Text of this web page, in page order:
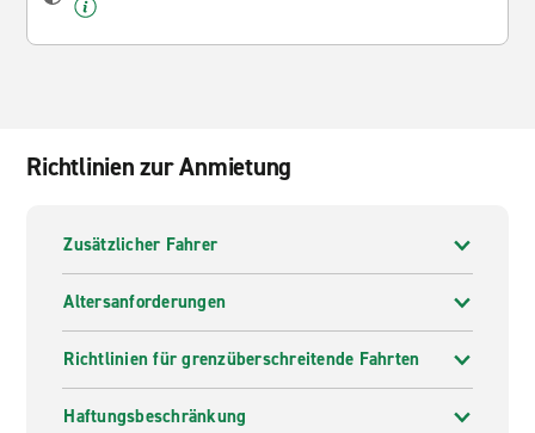
Richtlinien zur Anmietung
Zusätzlicher Fahrer
Altersanforderungen
Richtlinien für grenzüberschreitende Fahrten
Haftungsbeschränkung